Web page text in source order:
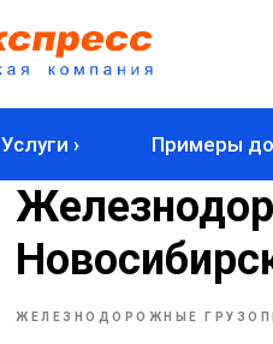
Услуги › Примеры
ЖЕЛЕЗНОДОРОЖНЫЕ